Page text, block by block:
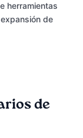
herramientas
de
de